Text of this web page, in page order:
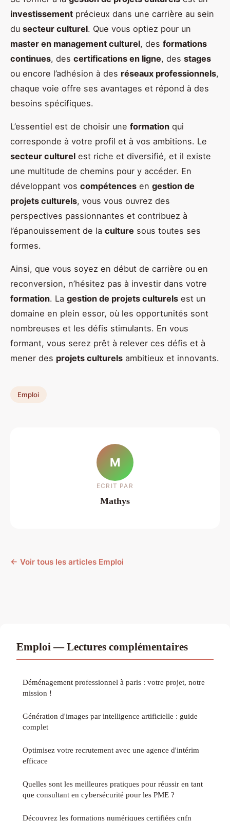
investissement précieux dans une carrière au sein
du secteur culturel. Que vous optiez pour un
master en management culturel, des formations
continues, des certifications en ligne, des stages
ou encore l’adhésion à des réseaux professionnels,
chaque voie offre ses avantages et répond à des
besoins spécifiques.
L’essentiel est de choisir une formation qui
corresponde à votre profil et à vos ambitions. Le
secteur culturel est riche et diversifié, et il existe
une multitude de chemins pour y accéder. En
développant vos compétences en gestion de
projets culturels, vous vous ouvrez des
perspectives passionnantes et contribuez à
l’épanouissement de la culture sous toutes ses
formes.
Ainsi, que vous soyez en début de carrière ou en
reconversion, n’hésitez pas à investir dans votre
formation. La gestion de projets culturels est un
domaine en plein essor, où les opportunités sont
nombreuses et les défis stimulants. En vous
formant, vous serez prêt à relever ces défis et à
mener des projets culturels ambitieux et innovants.
Emploi
M
ECRIT PAR
Mathys
← Voir tous les articles Emploi
Emploi — Lectures complémentaires
Déménagement professionnel à paris : votre projet, notre
mission !
Génération d'images par intelligence artificielle : guide
complet
Optimisez votre recrutement avec une agence d'intérim
efficace
Quelles sont les meilleures pratiques pour réussir en tant
que consultant en cybersécurité pour les PME ?
Découvrez les formations numériques certifiées cnfn